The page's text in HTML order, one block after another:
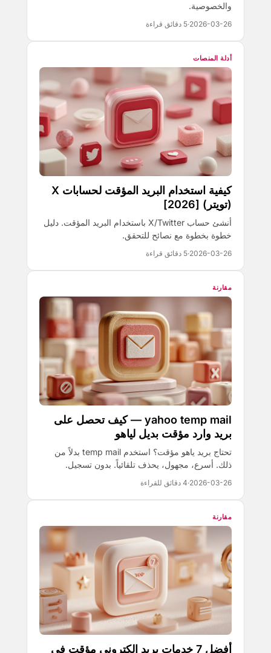
والخصوصية.
2026-03-26
·5 دقائق قراءة
أدلة المنصات
كيفية استخدام البريد المؤقت لحسابات X
(تويتر) [2026]
أنشئ حساب X/Twitter باستخدام البريد المؤقت. دليل
خطوة بخطوة مع نصائح للتحقق.
2026-03-26
·5 دقائق قراءة
مقارنة
yahoo temp mail — كيف تحصل على
بريد وارد مؤقت بديل لياهو
تحتاج بريد ياهو مؤقت؟ استخدم temp mail بدلاً من
ذلك. أسرع، مجهول، يحذف تلقائياً. بدون تسجيل.
2026-03-26
·4 دقائق للقراءة
مقارنة
أفضل 7 خدمات بريد إلكتروني مؤقت في